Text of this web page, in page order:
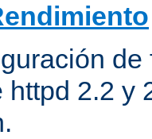
httpd 2.2 y